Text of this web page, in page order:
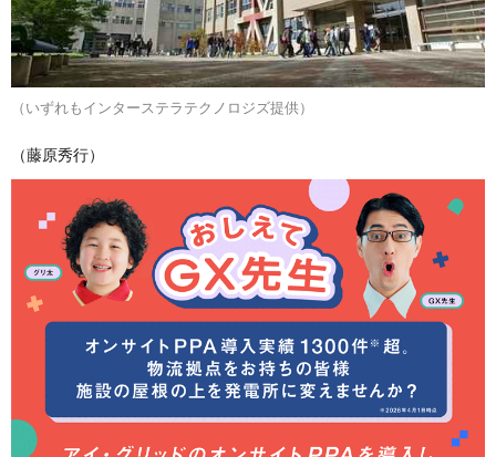
（いずれもインターステラテクノロジズ提供）
（藤原秀行）